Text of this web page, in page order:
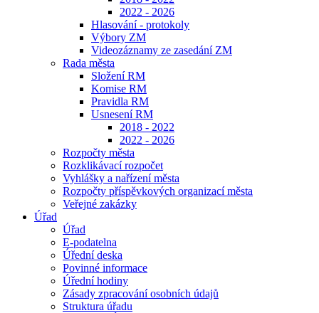
2022 - 2026
Hlasování - protokoly
Výbory ZM
Videozáznamy ze zasedání ZM
Rada města
Složení RM
Komise RM
Pravidla RM
Usnesení RM
2018 - 2022
2022 - 2026
Rozpočty města
Rozklikávací rozpočet
Vyhlášky a nařízení města
Rozpočty příspěvkových organizací města
Veřejné zakázky
Úřad
Úřad
E-podatelna
Úřední deska
Povinné informace
Úřední hodiny
Zásady zpracování osobních údajů
Struktura úřadu